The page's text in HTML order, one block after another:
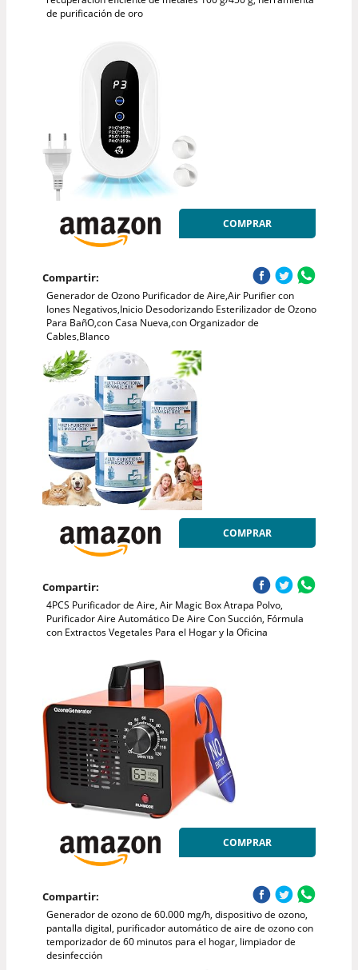
de purificación de oro
COMPRAR
Compartir:
Generador de Ozono Purificador de Aire,Air Purifier con
Iones Negativos,Inicio Desodorizando Esterilizador de Ozono
Para BañO,con Casa Nueva,con Organizador de
Cables,Blanco
COMPRAR
Compartir:
4PCS Purificador de Aire, Air Magic Box Atrapa Polvo,
Purificador Aire Automático De Aire Con Succión, Fórmula
con Extractos Vegetales Para el Hogar y la Oficina
COMPRAR
Compartir:
Generador de ozono de 60.000 mg/h, dispositivo de ozono,
pantalla digital, purificador automático de aire de ozono con
temporizador de 60 minutos para el hogar, limpiador de
desinfección